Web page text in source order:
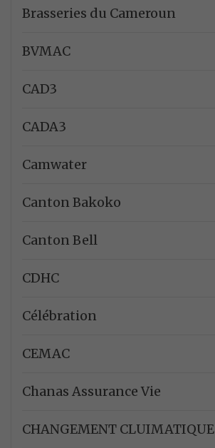
Brasseries du Cameroun
BVMAC
CAD3
CADA3
Camwater
Canton Bakoko
Canton Bell
CDHC
Célébration
CEMAC
Chanas Assurance Vie
CHANGEMENT CLUIMATIQUE